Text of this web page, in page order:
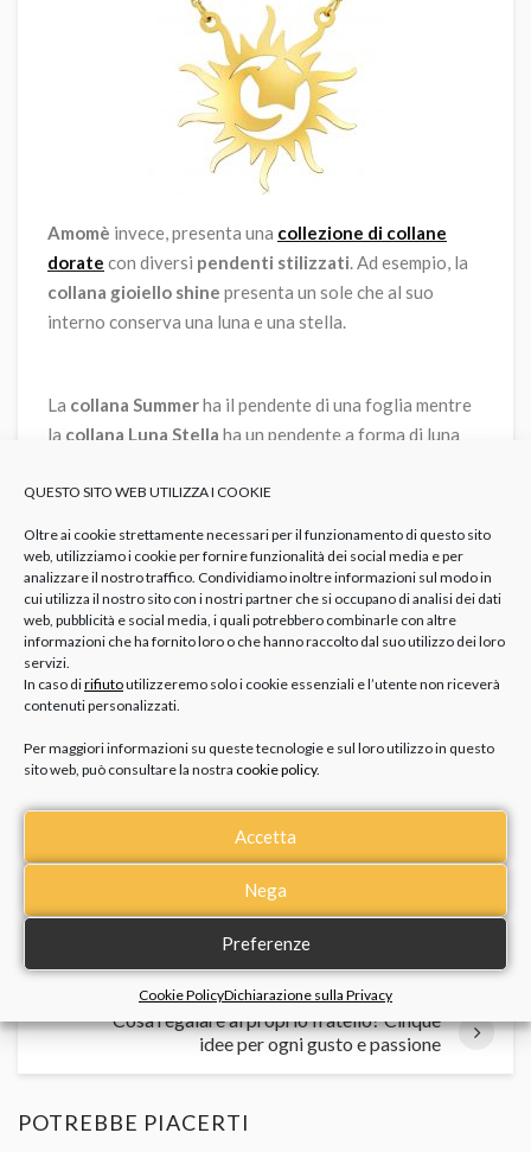
QUESTO SITO WEB UTILIZZA I COOKIE
Oltre ai cookie strettamente necessari per il funzionamento di questo sito
web, utilizziamo i cookie per fornire funzionalità dei social media e per
analizzare il nostro traffico. Condividiamo inoltre informazioni sul modo in
cui utilizza il nostro sito con i nostri partner che si occupano di analisi dei dati
web, pubblicità e social media, i quali potrebbero combinarle con altre
informazioni che ha fornito loro o che hanno raccolto dal suo utilizzo dei loro
servizi.
In caso dirifiutoutilizzeremo solo i cookie essenziali e l’utente non riceverà
contenuti personalizzati.
Per maggiori informazioni su queste tecnologie e sul loro utilizzo in questo
sito web, può consultare la nostra cookie policy.
Accetta
Nega
Preferenze
Cookie PolicyDichiarazione sulla Privacy
Amomè invece, presenta una collezione di collane
dorate con diversi pendenti stilizzati. Ad esempio, la
collana gioiello shine presenta un sole che al suo
interno conserva una luna e una stella.
La collana Summerha il pendente di una foglia mentre
la collana Luna Stella ha un pendente a forma di luna
Regali speciali per Genitori: 6 idee per
Cosa regalare al proprio fratello? Cinque
idee per ogni gusto e passione
POTREBBE PIACERTI